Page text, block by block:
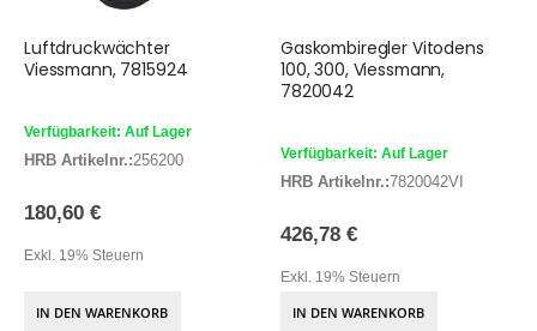
Luftdruckwächter
Viessmann, 7815924
Verfügbarkeit: Auf Lager
HRB Artikelnr.:256200
180,60 €
Exkl. 19% Steuern
IN DEN WARENKORB
Gaskombiregler Vitodens
100, 300, Viessmann,
7820042
Verfügbarkeit: Auf Lager
HRB Artikelnr.:7820042VI
426,78 €
Exkl. 19% Steuern
IN DEN WARENKORB